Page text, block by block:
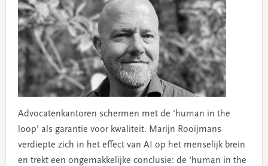
Advocatenkantoren schermen met de 'human in the
loop' als garantie voor kwaliteit. Marijn Rooijmans
verdiepte zich in het effect van AI op het menselijk brein
en trekt een ongemakkelijke conclusie: de 'human in the